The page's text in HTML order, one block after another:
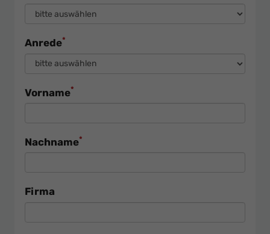
Anrede*
Vorname*
Nachname*
Firma